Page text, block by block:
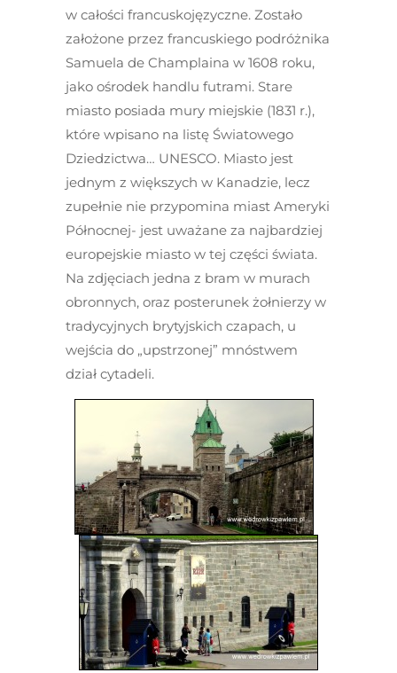
w całości francuskojęzyczne. Zostało
założone przez francuskiego podróżnika
Samuela de Champlaina w 1608 roku,
jako ośrodek handlu futrami. Stare
miasto posiada mury miejskie (1831 r.),
które wpisano na listę Światowego
Dziedzictwa… UNESCO. Miasto jest
jednym z większych w Kanadzie, lecz
zupełnie nie przypomina miast Ameryki
Północnej- jest uważane za najbardziej
europejskie miasto w tej części świata.
Na zdjęciach jedna z bram w murach
obronnych, oraz posterunek żołnierzy w
tradycyjnych brytyjskich czapach, u
wejścia do „upstrzonej” mnóstwem
dział cytadeli.